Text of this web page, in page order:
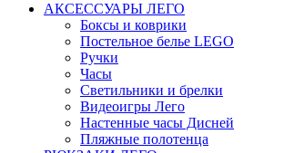
АКСЕССУАРЫ ЛЕГО
Боксы и коврики
Постельное белье LEGO
Ручки
Часы
Светильники и брелки
Видеоигры Лего
Настенные часы Дисней
Пляжные полотенца